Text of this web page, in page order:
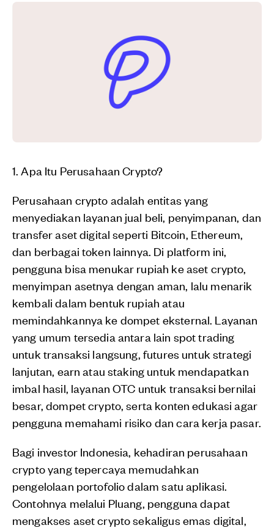
1. Apa Itu Perusahaan Crypto?
Perusahaan crypto adalah entitas yang
menyediakan layanan jual beli, penyimpanan, dan
transfer aset digital seperti Bitcoin, Ethereum,
dan berbagai token lainnya. Di platform ini,
pengguna bisa menukar rupiah ke aset crypto,
menyimpan asetnya dengan aman, lalu menarik
kembali dalam bentuk rupiah atau
memindahkannya ke dompet eksternal. Layanan
yang umum tersedia antara lain spot trading
untuk transaksi langsung, futures untuk strategi
lanjutan, earn atau staking untuk mendapatkan
imbal hasil, layanan OTC untuk transaksi bernilai
besar, dompet crypto, serta konten edukasi agar
pengguna memahami risiko dan cara kerja pasar.
Bagi investor Indonesia, kehadiran perusahaan
crypto yang tepercaya memudahkan
pengelolaan portofolio dalam satu aplikasi.
Contohnya melalui Pluang, pengguna dapat
mengakses aset crypto sekaligus emas digital,